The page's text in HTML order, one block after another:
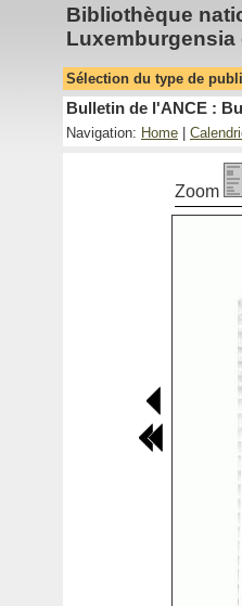
Bibliothèque
Luxemburgensia
Sélection du type de
Bulletin de l'ANCE :
Navigation: Home
Zoom